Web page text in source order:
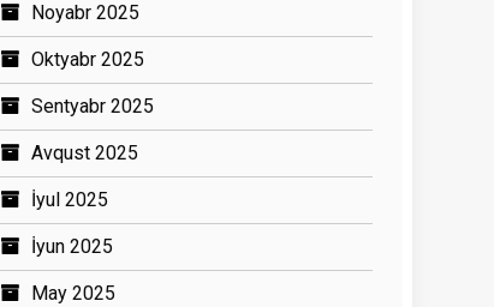
Noyabr 2025
Oktyabr 2025
Sentyabr 2025
Avqust 2025
İyul 2025
İyun 2025
May 2025